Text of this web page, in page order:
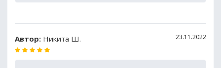
Автор: Никита Ш. 23.11.2022